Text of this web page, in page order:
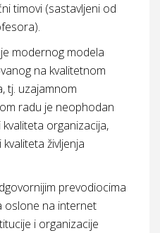
timovi (sastavljeni od
modernog modela
na kvalitetnom
tj. uzajamnom
radu je neophodan
organizacija,
življenja
prevodiocima
oslone na internet
i organizacije